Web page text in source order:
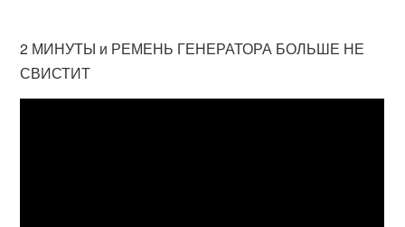
2 МИНУТЫ и РЕМЕНЬ ГЕНЕРАТОРА БОЛЬШЕ НЕ
СВИСТИТ